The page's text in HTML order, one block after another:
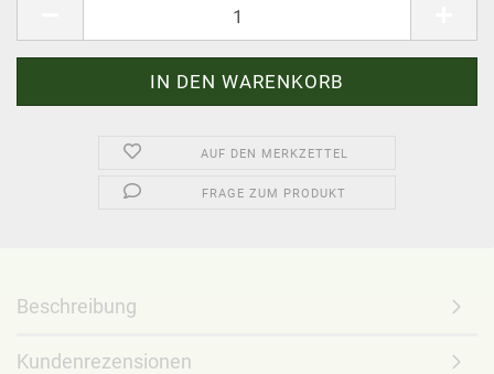
AUF DEN MERKZETTEL
FRAGE ZUM PRODUKT
Beschreibung
Kundenrezensionen